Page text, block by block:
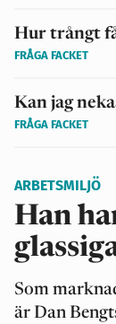
Hur trångt
FRÅGA FACKET
Kan jag
FRÅGA FACKET
ARBETSMILJÖ
Han
Som
är Dan